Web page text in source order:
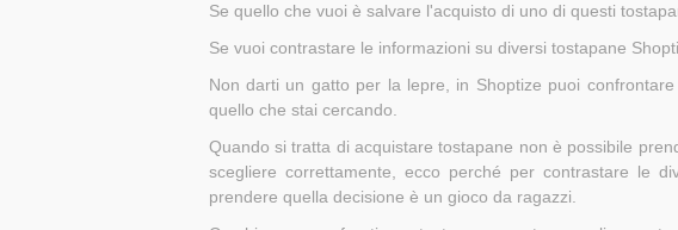
Se quello che vuoi è salvare l'acquisto di uno di questi
Se vuoi contrastare le informazioni su diversi tostapane
Non darti un gatto per la lepre, in Shoptize puoi
quello che stai cercando.
Quando si tratta di acquistare tostapane non è possibile
scegliere correttamente, ecco perché per contrastare le
prendere quella decisione è un gioco da ragazzi.